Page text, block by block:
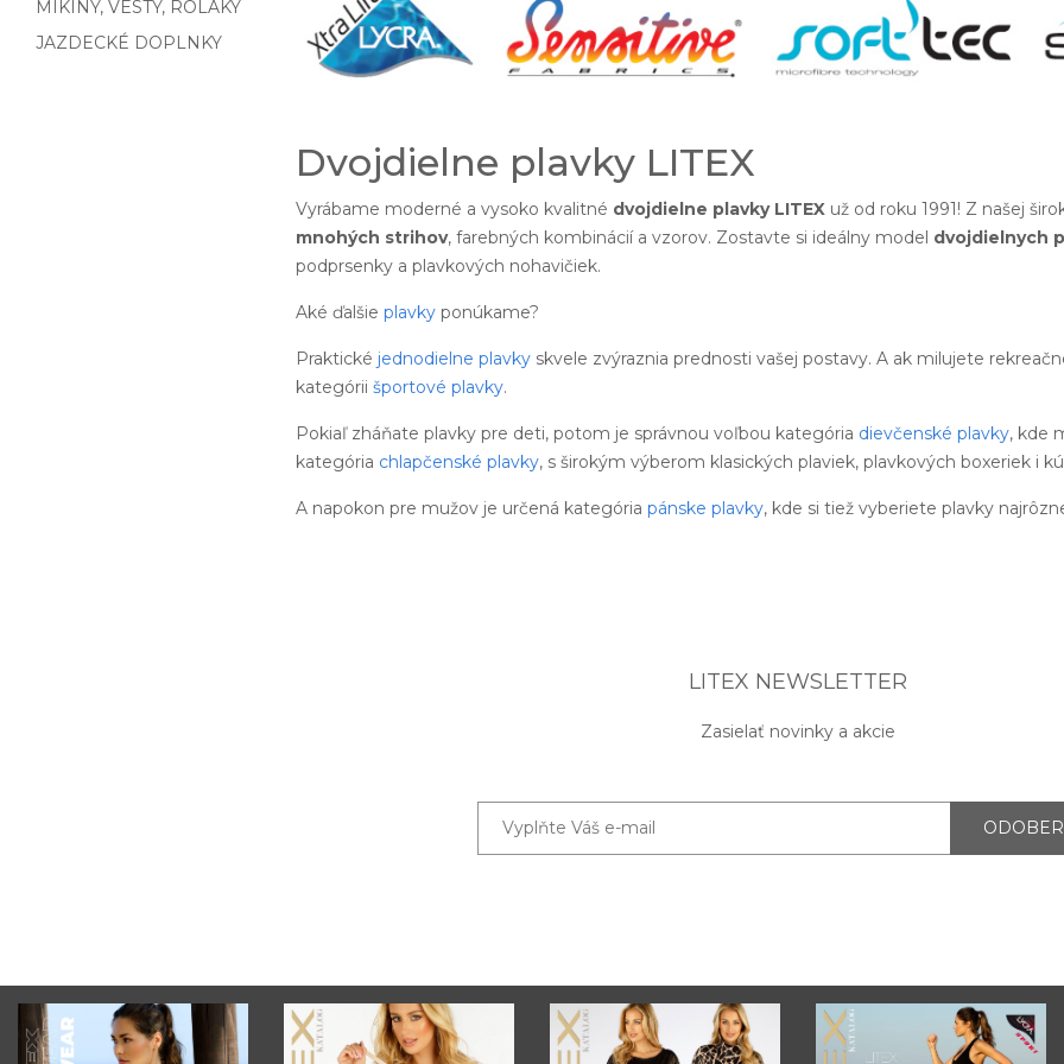
MIKINY, VESTY, ROLÁKY
JAZDECKÉ DOPLNKY
Dvojdielne plavky LITEX
Vyrábame moderné a vysoko kvalitné dvojdielne plavky LITEX už od roku 1991! Z našej
mnohých strihov, farebných kombinácií a vzorov. Zostavte si ideálny model dvojdielnych
podprsenky a plavkových nohavičiek.
Aké ďalšie plavky ponúkame?
Praktické jednodielne plavky skvele zvýraznia prednosti vašej postavy. A ak milujete
kategórii športové plavky.
Pokiaľ zháňate plavky pre deti, potom je správnou voľbou kategória dievčenské plavky, kde
kategória chlapčenské plavky, s širokým výberom klasických plaviek, plavkových boxeriek i
A napokon pre mužov je určená kategória pánske plavky, kde si tiež vyberiete plavky
LITEX NEWSLETTER
Zasielať novinky a akcie